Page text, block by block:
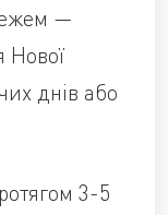
—
Нової
днів або
3-5